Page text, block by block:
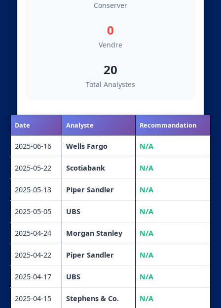
Conserver
0
Vendre
20
Total Analystes
Date Analyste Recommandation
2025-06-16 Wells Fargo N/A
2025-05-22 Scotiabank N/A
2025-05-13 Piper Sandler N/A
2025-05-05 UBS N/A
2025-04-24 Morgan Stanley N/A
2025-04-22 Piper Sandler N/A
2025-04-17 UBS N/A
2025-04-15 Stephens & Co. N/A